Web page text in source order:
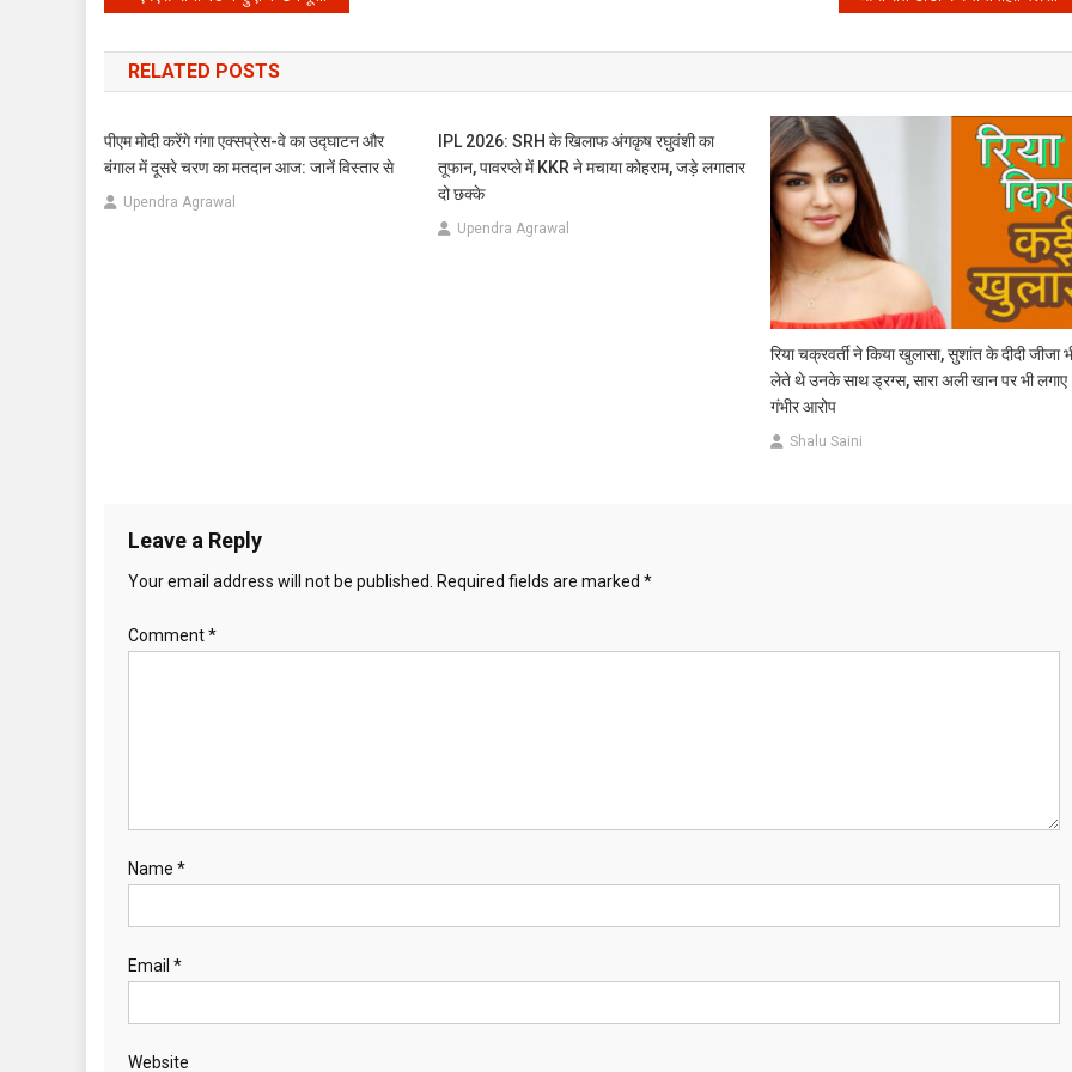
navigation
RELATED POSTS
पीएम मोदी करेंगे गंगा एक्सप्रेस-वे का उद्घाटन और
बंगाल में दूसरे चरण का मतदान आज: जानें विस्तार से
Upendra Agrawal
IPL 2026: SRH के खिलाफ अंगकृष रघुवंशी का
तूफान, पावरप्ले में KKR ने मचाया कोहराम, जड़े लगातार
दो छक्के
Upendra Agrawal
रिया चक्रवर्ती ने किया खुलासा, सुशांत के दीदी जीजा
लेते थे उनके साथ ड्रग्स, सारा अली खान पर भी लगाए
गंभीर आरोप
Shalu Saini
Leave a Reply
Your email address will not be published. Required fields are marked *
Comment*
Name *
Email *
Website